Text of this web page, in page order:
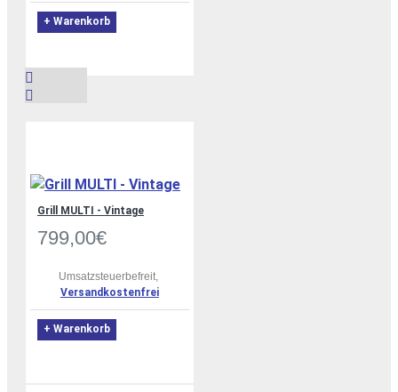
+ Warenkorb
Grill MULTI - Vintage
799,00€
Umsatzsteuerbefreit,
Versandkostenfrei
+ Warenkorb